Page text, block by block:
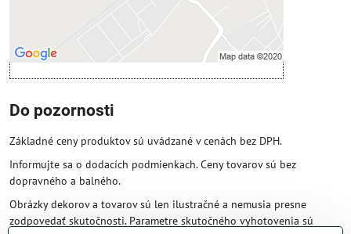
Otvoriť obsah v novom okne
Do pozornosti
Základné ceny produktov sú uvádzané v cenách bez DPH.
Informujte sa o dodacích podmienkach. Ceny tovarov sú bez
dopravného a balného.
Obrázky dekorov a tovarov sú len ilustračné a nemusia presne
zodpovedať skutočnosti. Parametre skutočného vyhotovenia sú